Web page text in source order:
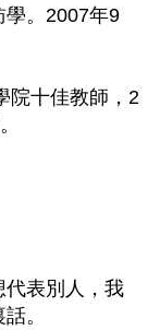
學。2007年9
院十佳教師，2
代表別人，我
。